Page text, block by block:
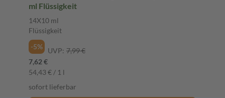
ml Flüssigkeit
14X10 ml
Flüssigkeit
-5%
UVP: 7,99 €
7,62 €
54,43 € / 1 l
sofort lieferbar